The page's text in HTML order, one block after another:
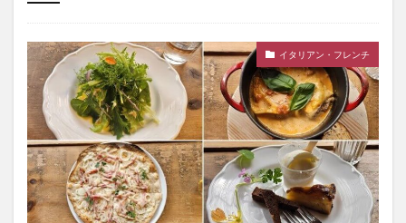
イタリアン・フレンチ